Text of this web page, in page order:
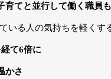
育てと並行して働く職員も
いる人の気持ちを軽くす
て6倍に
かさ